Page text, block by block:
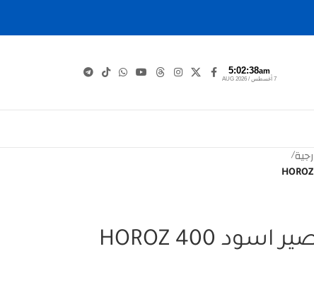
5:02:39am
7 أغسطس / AUG 2026
/
فانوس اسطواني قصير اسود HOROZ 400